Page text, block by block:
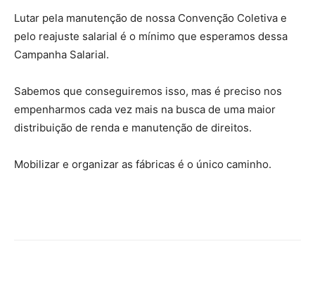
Lutar pela manutenção de nossa Convenção Coletiva e
pelo reajuste salarial é o mínimo que esperamos dessa
Campanha Salarial.
Sabemos que conseguiremos isso, mas é preciso nos
empenharmos cada vez mais na busca de uma maior
distribuição de renda e manutenção de direitos.
Mobilizar e organizar as fábricas é o único caminho.